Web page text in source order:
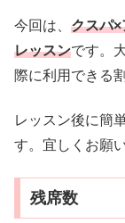
今回は、 クスパ×
レッスンです。
際に利用できる
レッスン後に簡
す。宜しくお願
残席数